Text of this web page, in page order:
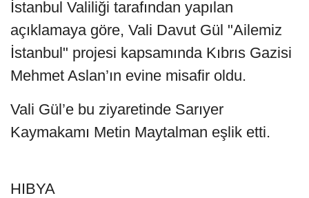
İstanbul Valiliği tarafından yapılan
açıklamaya göre, Vali Davut Gül "Ailemiz
İstanbul" projesi kapsamında Kıbrıs Gazisi
Mehmet Aslan’ın evine misafir oldu.
Vali Gül’e bu ziyaretinde Sarıyer
Kaymakamı Metin Maytalman eşlik etti.
HIBYA